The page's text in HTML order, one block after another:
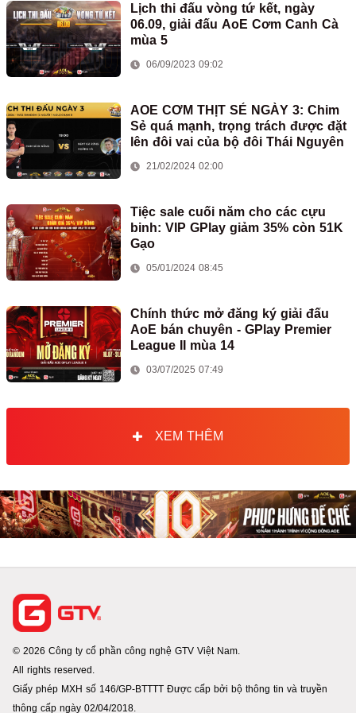
Lịch thi đấu vòng tứ kết, ngày
06.09, giải đấu AoE Cơm Canh Cà
mùa 5
06/09/2023 09:02
AOE CƠM THỊT SẺ NGÀY 3: Chim
Sẻ quá mạnh, trọng trách được đặt
lên đôi vai của bộ đôi Thái Nguyên
21/02/2024 02:00
Tiệc sale cuối năm cho các cựu
binh: VIP GPlay giảm 35% còn 51K
Gạo
05/01/2024 08:45
Chính thức mở đăng ký giải đấu
AoE bán chuyên - GPlay Premier
League II mùa 14
03/07/2025 07:49
XEM THÊM
© 2026 Công ty cổ phần công nghệ GTV Việt Nam.
All rights reserved.
Giấy phép MXH số 146/GP-BTTTT Được cấp bởi bộ thông tin và truyền
thông cấp ngày 02/04/2018.